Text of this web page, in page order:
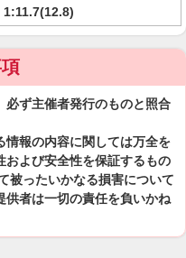
1:11.7(12.8)
必ず主催者発行のものと照合
情報の内容に関しては万全を
および安全性を保証するもの
被ったいかなる損害について
供者は一切の責任を負いかね